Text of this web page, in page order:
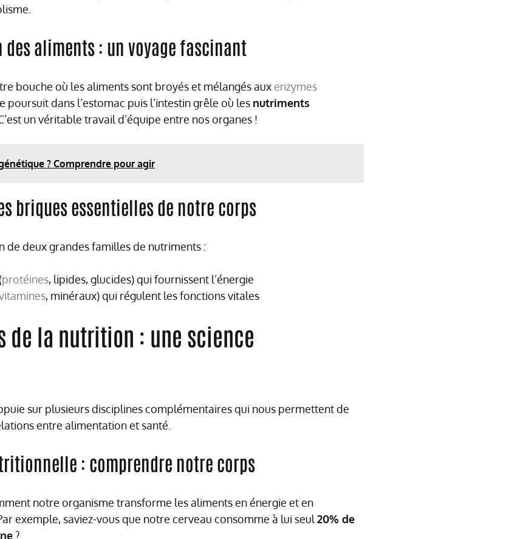
aliments : un voyage fascinant
bouche où les aliments sont broyés et mélangés aux enzymes
poursuit dans l’estomac puis l’intestin grêle où les nutriments
un véritable travail d’équipe entre nos organes !
? Comprendre pour agir
briques essentielles de notre corps
de deux grandes familles de nutriments :
(protéines, lipides, glucides) qui fournissent l’énergie
, minéraux) qui régulent les fonctions vitales
de la nutrition : une science
sur plusieurs disciplines complémentaires qui nous permettent de
entre alimentation et santé.
: comprendre notre corps
notre organisme transforme les aliments en énergie et en
exemple, saviez-vous que notre cerveau consomme à lui seul 20% de
?